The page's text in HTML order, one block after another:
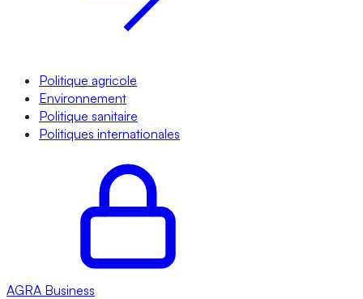
Politique agricole
Environnement
Politique sanitaire
Politiques internationales
AGRA Business